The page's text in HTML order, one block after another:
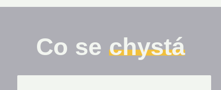
Co se chystá